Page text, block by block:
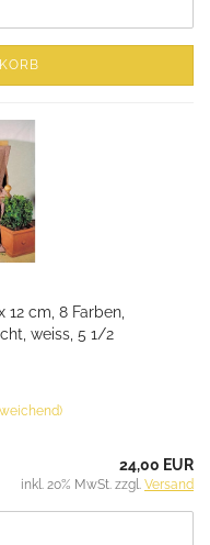
cm, 8 Farben,
weiss, 5 1/2
24,00 EUR
inkl. 20% MwSt. zzgl. Versand